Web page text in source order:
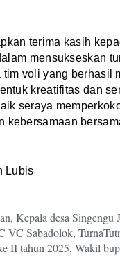
terima kasih
mensukseskan
tim voli yang berhasil
kreatifitas dan
seraya
kebersamaan
Lubis
, Kepala desa Singengu
VC Sabadolok,
II tahun 2025, Wakil